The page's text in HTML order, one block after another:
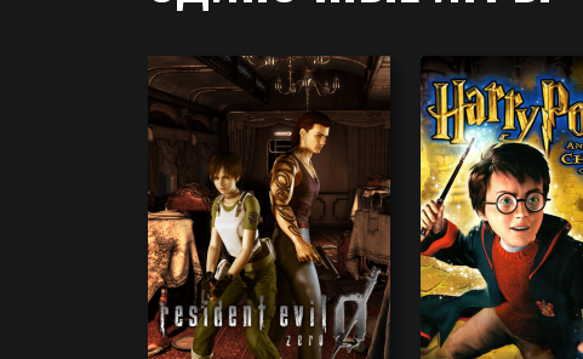
Новые одиночные игры 2026 года на PC и Консоли.